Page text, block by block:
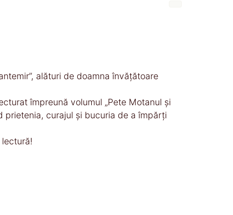
alături de doamna învățătoare
împreună volumul „Pete Motanul și
prietenia, curajul și bucuria de a împărți